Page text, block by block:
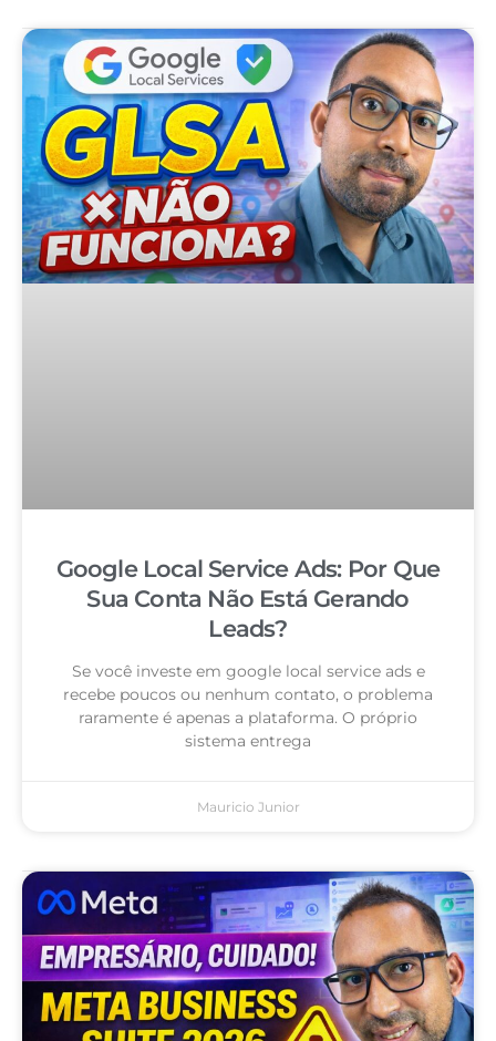
Google Local Service Ads: Por Que
Sua Conta Não Está Gerando
Leads?
Se você investe em google local service ads e
recebe poucos ou nenhum contato, o problema
raramente é apenas a plataforma. O próprio
sistema entrega
Mauricio Junior